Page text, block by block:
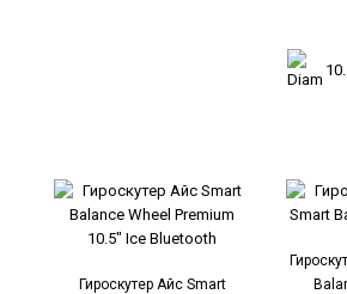
Гироскутер Smart Balance Wheel
диаметром колеса 6,5 дюймов.Ди..
Гироскутер Айс Smart